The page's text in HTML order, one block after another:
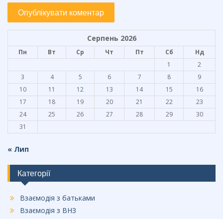
Серпень 2026
Пн Вт Ср Чт Пт Сб
Нд
1
2
3
4 5 6 7 8
9
10
11 12 13 14 15
16
17
18 19 20 21 22
23
24
25 26 27 28 29
30
31
« Лип
Категорії
Взаємодія з батьками
Взаємодія з ВНЗ